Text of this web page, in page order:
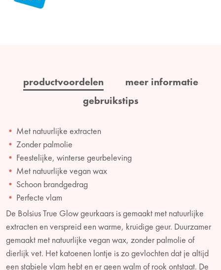
productvoordelen
meer informatie
gebruikstips
Met natuurlijke extracten
Zonder palmolie
Feestelijke, winterse geurbeleving
Met natuurlijke vegan wax
Schoon brandgedrag
Perfecte vlam
De Bolsius True Glow geurkaars is gemaakt met natuurlijke
extracten en verspreid een warme, kruidige geur. Duurzamer
gemaakt met natuurlijke vegan wax, zonder palmolie of
dierlijk vet. Het katoenen lontje is zo gevlochten dat je altijd
een stabiele vlam hebt en er geen walm of rook ontstaat. De